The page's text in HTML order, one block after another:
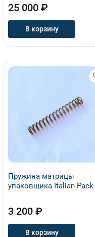
25 000 ₽
В корзину
Пружина матрицы
упаковщика Italian Pack
3 200 ₽
В корзину